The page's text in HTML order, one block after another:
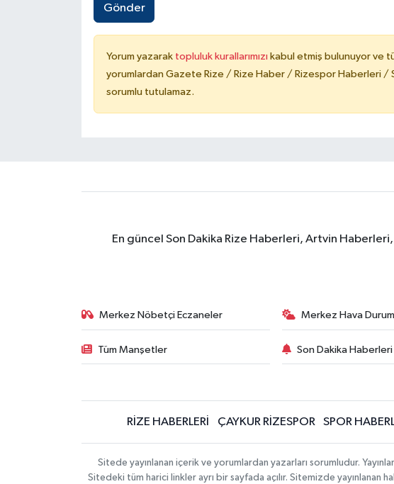
Gönder
Yorum yazarak topluluk kurallarımızı kabul etmiş bulunuyor ve
yorumlardan Gazete Rize / Rize Haber / Rizespor Haberleri /
sorumlu tutulamaz.
En güncel Son Dakika Rize Haberleri, Artvin
Merkez Nöbetçi Eczaneler Merkez Hava
Tüm Manşetler Son Dakika Haberleri
RİZE HABERLERİ ÇAYKUR RİZESPOR SPOR
Sitede yayınlanan içerik ve yorumlardan yazarları sorumludur.
Sitedeki tüm harici linkler ayrı bir sayfada açılır. Sitemizde yayınlanan